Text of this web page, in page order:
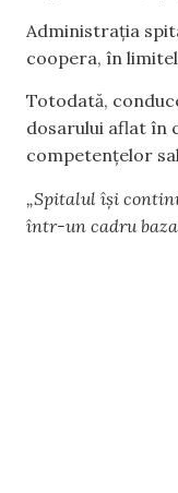
Administrația
coopera, în
Totodată,
dosarului aflat în
competențelor
„Spitalul își
într-un cadru